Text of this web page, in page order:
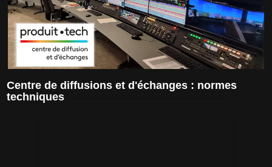
Centre de diffusions et d'échanges : normes
techniques